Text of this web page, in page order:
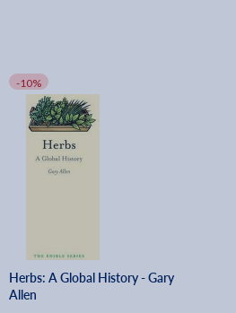
-10%
Herbs: A Global History - Gary
Allen